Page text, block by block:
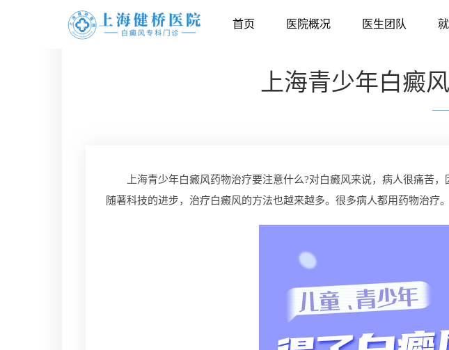
首页 医院概况 医生团队
上海青少年白癜
上海青少年白癜风药物治疗要注意什么?对白癜风来说，病人很痛苦，
随著科技的进步，治疗白癜风的方法也越来越多。很多病人都用药物治疗